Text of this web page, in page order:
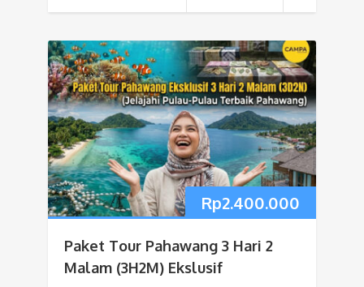
Rp2.400.000
Paket Tour Pahawang 3 Hari 2
Malam (3H2M) Ekslusif